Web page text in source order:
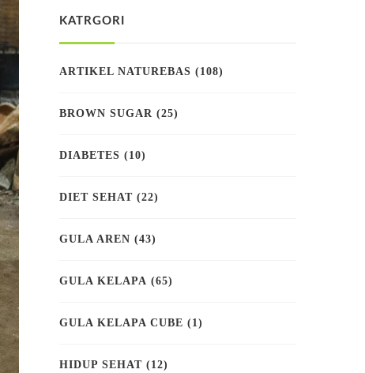
KATRGORI
ARTIKEL NATUREBAS (108)
BROWN SUGAR (25)
DIABETES (10)
DIET SEHAT (22)
GULA AREN (43)
GULA KELAPA (65)
GULA KELAPA CUBE (1)
HIDUP SEHAT (12)